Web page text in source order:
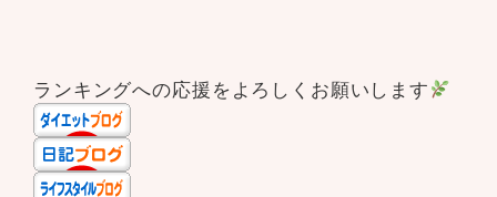
ランキングへの応援をよろしくお願いします